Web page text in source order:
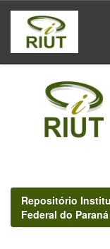
Skip
navigation
Repositório
Federal do